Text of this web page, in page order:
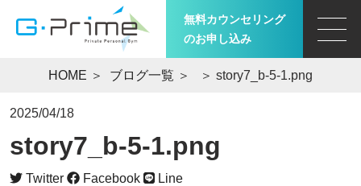
無料カウンセリング
のお申し込み
HOME ＞ ブログ一覧 ＞ ＞ story7_b-5-1.png
2025/04/18
story7_b-5-1.png
Twitter Facebook Line